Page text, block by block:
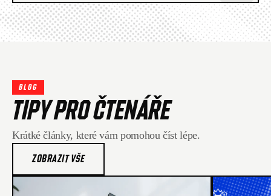
BLOG
TIPY PRO ČTENÁŘE
Krátké články, které vám pomohou číst lépe.
ZOBRAZIT VŠE